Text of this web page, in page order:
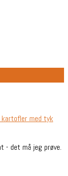
med tyk
- det må jeg prøve.